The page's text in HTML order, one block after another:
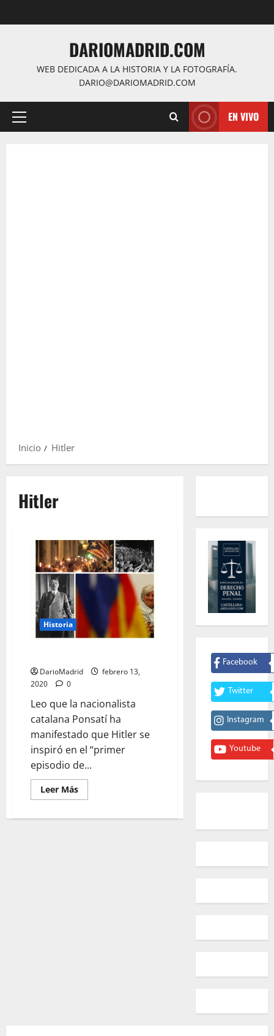
al
DARIOMADRID.COM
WEB DEDICADA A LA HISTORIA Y LA FOTOGRAFÍA.
DARIO@DARIOMADRID.COM
Menú
EN VIVO
Inicio Hitler
Hitler
Historia
DarioMadrid
febrero 13,
2020
0
‪Leo que la nacionalista
catalana Ponsatí ha
manifestado que Hitler se
inspiró en el “primer
episodio de...
Leer MásLeer
más
Lutero
Facebook
Twitter
Instagram
Youtube